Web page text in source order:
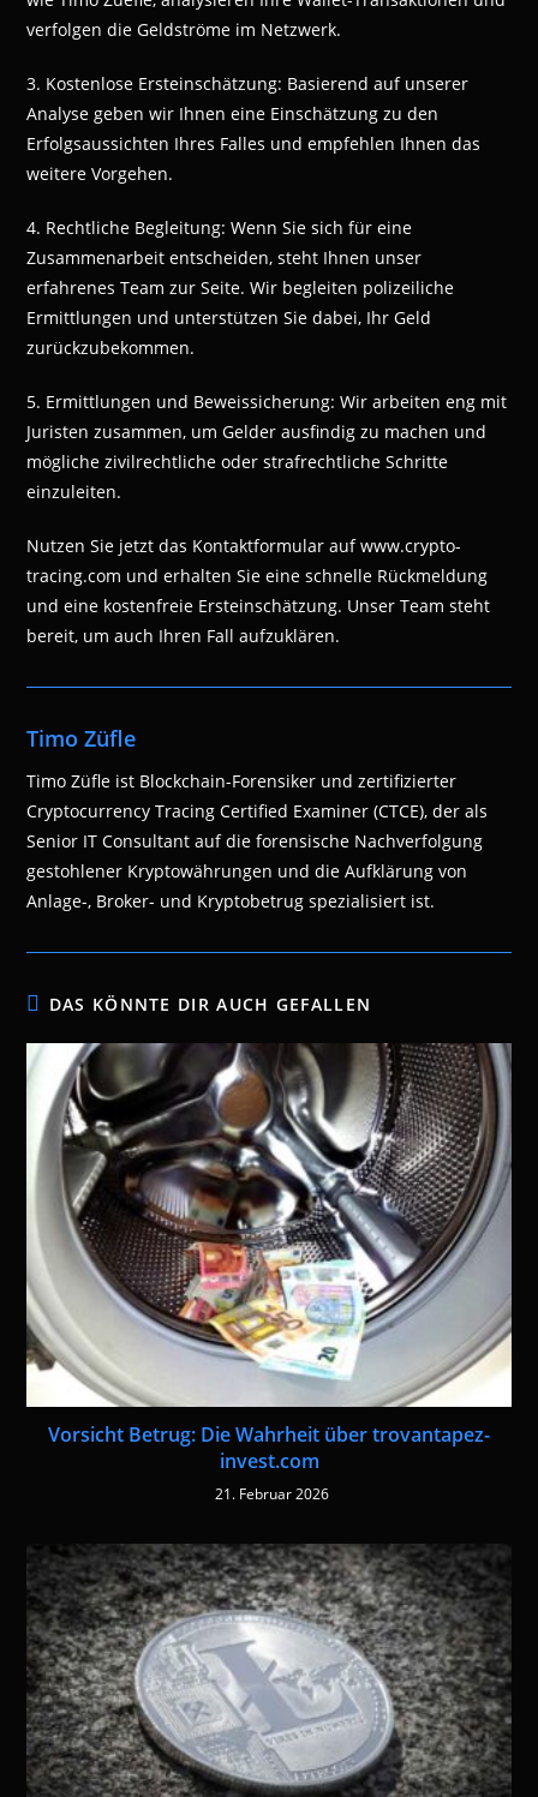
verfolgen die Geldströme im Netzwerk.
3. Kostenlose Ersteinschätzung: Basierend auf unserer
Analyse geben wir Ihnen eine Einschätzung zu den
Erfolgsaussichten Ihres Falles und empfehlen Ihnen das
weitere Vorgehen.
4. Rechtliche Begleitung: Wenn Sie sich für eine
Zusammenarbeit entscheiden, steht Ihnen unser
erfahrenes Team zur Seite. Wir begleiten polizeiliche
Ermittlungen und unterstützen Sie dabei, Ihr Geld
zurückzubekommen.
5. Ermittlungen und Beweissicherung: Wir arbeiten eng mit
Juristen zusammen, um Gelder ausfindig zu machen und
mögliche zivilrechtliche oder strafrechtliche Schritte
einzuleiten.
Nutzen Sie jetzt das Kontaktformular auf www.crypto-
tracing.com und erhalten Sie eine schnelle Rückmeldung
und eine kostenfreie Ersteinschätzung. Unser Team steht
bereit, um auch Ihren Fall aufzuklären.
Timo Züfle
Timo Züfle ist Blockchain-Forensiker und zertifizierter
Cryptocurrency Tracing Certified Examiner (CTCE), der als
Senior IT Consultant auf die forensische Nachverfolgung
gestohlener Kryptowährungen und die Aufklärung von
Anlage-, Broker- und Kryptobetrug spezialisiert ist.
DAS KÖNNTE DIR AUCH GEFALLEN
Vorsicht Betrug: Die Wahrheit über trovantapez-
invest.com
21. Februar 2026